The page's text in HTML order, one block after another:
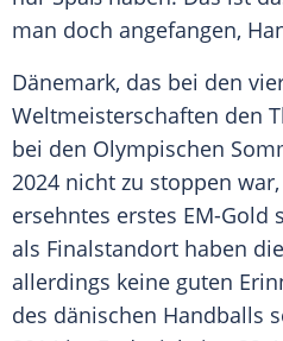
man doch angefangen,
Dänemark, das bei den
Weltmeisterschaften den
bei den Olympischen
2024 nicht zu stoppen
ersehntes erstes EM-Gold
als Finalstandort haben
allerdings keine guten
des dänischen Handballs